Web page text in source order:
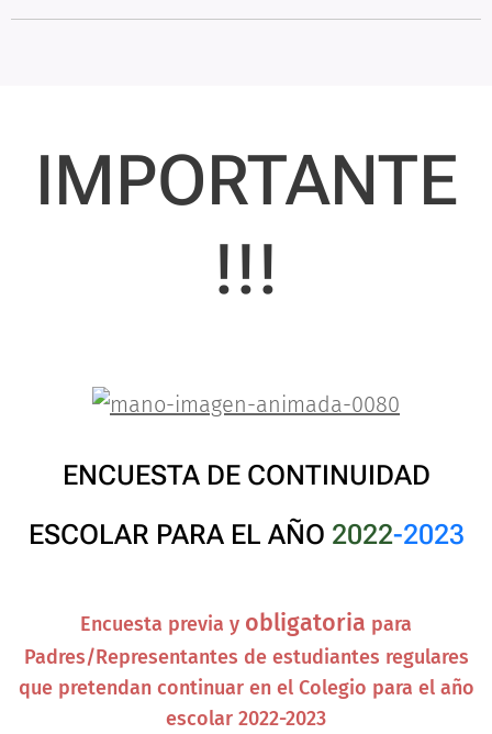
IMPORTANTE
!!!
ENCUESTA DE CONTINUIDAD
ESCOLAR PARA EL AÑO 2022-2023
Encuesta previa y obligatoria para
Padres/Representantes de estudiantes regulares
que pretendan continuar en el Colegio para el año
escolar 2022-2023